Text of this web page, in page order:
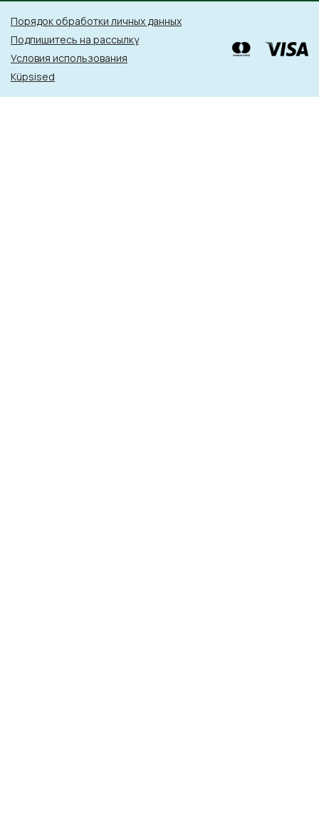
Порядок обработки личных данных
Подпишитесь на рассылку
Условия использования
Küpsised